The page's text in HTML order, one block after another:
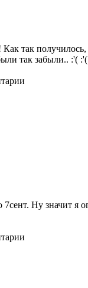
так
так забыли.. :'(
Ну значит я